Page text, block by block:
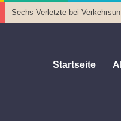
Sechs Verletzte bei
Startseite